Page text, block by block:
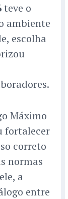
teve o
ambiente
escolha
Máximo
fortalecer
correto
normas
a
entre